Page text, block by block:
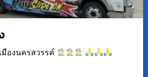
มืองนครสวรรค์